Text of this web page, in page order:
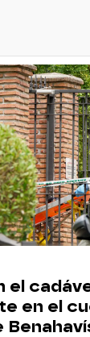
el
en el